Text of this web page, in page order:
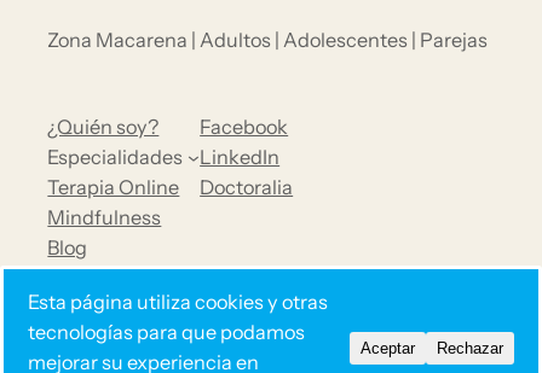
Zona Macarena | Adultos | Adolescentes | Parejas
¿Quién soy?
Especialidades
Terapia Online
Mindfulness
Blog
Opiniones
Contacto
Facebook
LinkedIn
Doctoralia
Esta página utiliza cookies y otras
tecnologías para que podamos
mejorar su experiencia en
Aceptar Rechazar